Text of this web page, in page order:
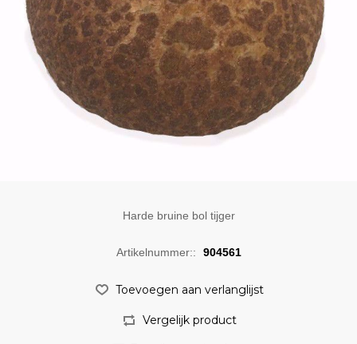
Harde bruine bol tijger
Artikelnummer:: 904561